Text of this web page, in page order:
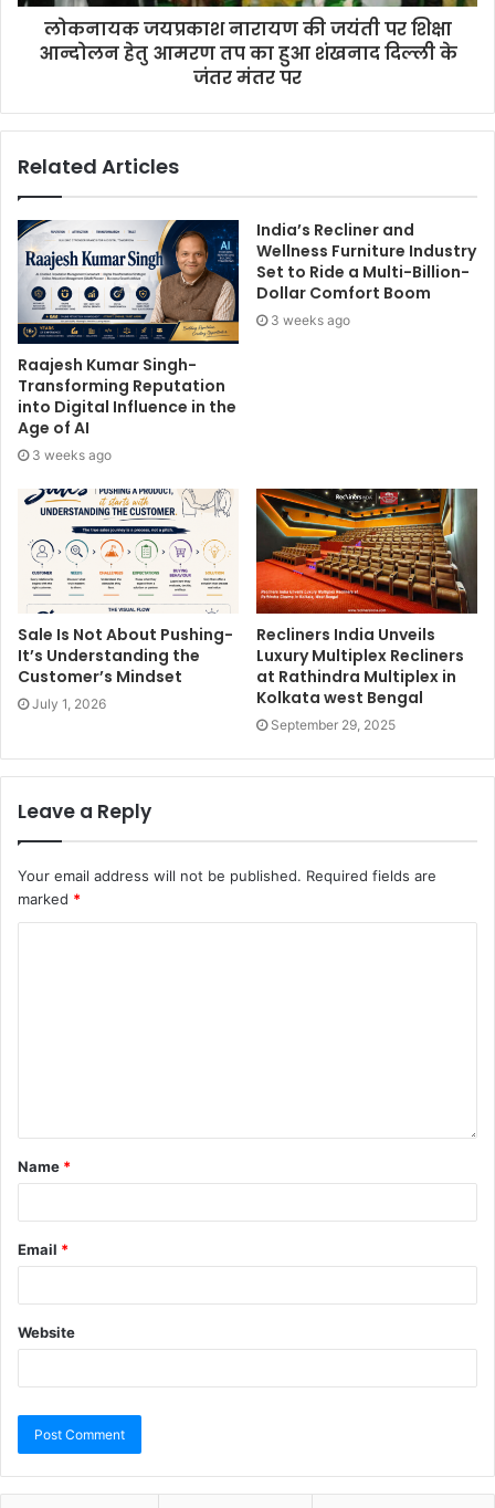
लोकनायक जयप्रकाश नारायण की जयंती पर शिक्षा
आन्दोलन हेतु आमरण तप का हुआ शंखनाद दिल्ली के
जंतर मंतर पर
Related Articles
Raajesh Kumar Singh-
Transforming Reputation
into Digital Influence in the
Age of AI
3 weeks ago
India’s Recliner and
Wellness Furniture Industry
Set to Ride a Multi-Billion-
Dollar Comfort Boom
3 weeks ago
Sale Is Not About Pushing-
It’s Understanding the
Customer’s Mindset
July 1, 2026
Recliners India Unveils
Luxury Multiplex Recliners
at Rathindra Multiplex in
Kolkata west Bengal
September 29, 2025
Leave a Reply
Your email address will not be published. Required fields are
marked *
Name *
Email *
Website